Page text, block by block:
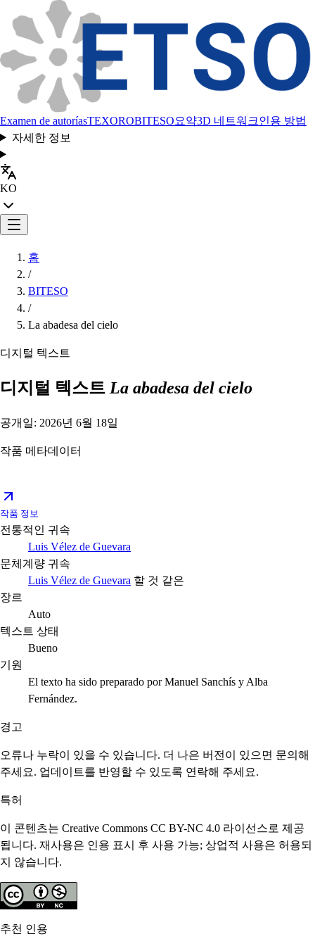
Examen de autoríasTEXOROBITESO요약3D 네트워크인용 방법
자세한 정보
KO
홈
/
BITESO
/
La abadesa del cielo
디지털 텍스트
디지털 텍스트 La abadesa del cielo
공개일: 2026년 6월 18일
작품 메타데이터
작품 정보
전통적인 귀속
Luis Vélez de Guevara
문체계량 귀속
Luis Vélez de Guevara 할 것 같은
장르
Auto
텍스트 상태
Bueno
기원
El texto ha sido preparado por Manuel Sanchís y Alba
Fernández.
경고
오류나 누락이 있을 수 있습니다. 더 나은 버전이 있으면 문의해
주세요. 업데이트를 반영할 수 있도록 연락해 주세요.
특허
이 콘텐츠는 Creative Commons CC BY-NC 4.0 라이선스로 제공
됩니다. 재사용은 인용 표시 후 사용 가능; 상업적 사용은 허용되
지 않습니다.
추천 인용